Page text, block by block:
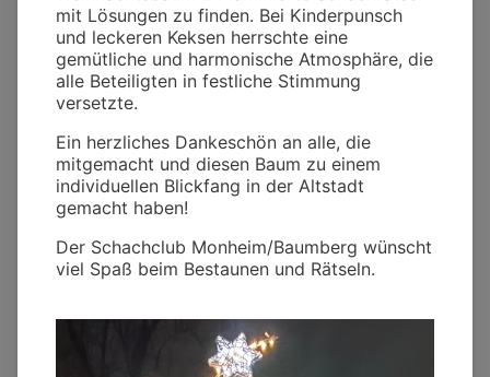
mit Lösungen zu finden. Bei Kinderpunsch
und leckeren Keksen herrschte eine
gemütliche und harmonische Atmosphäre, die
alle Beteiligten in festliche Stimmung
versetzte.
Ein herzliches Dankeschön an alle, die
mitgemacht und diesen Baum zu einem
individuellen Blickfang in der Altstadt
gemacht haben!
Der Schachclub Monheim/Baumberg wünscht
viel Spaß beim Bestaunen und Rätseln.